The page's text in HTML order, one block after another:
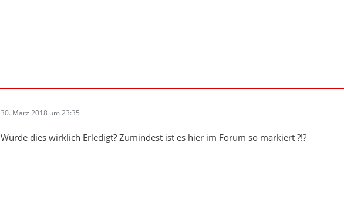
30. März 2018 um 23:35
Wurde dies wirklich Erledigt? Zumindest ist es hier im Forum so markiert ?!?